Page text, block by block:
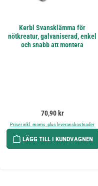
Kerbl Svansklämma för
nötkreatur, galvaniserad, enkel
och snabb att montera
Ordinarie pris:
70,90 kr
Priser inkl. moms, plus leveranskostnader
LÄGG TILL I KUNDVAGNEN